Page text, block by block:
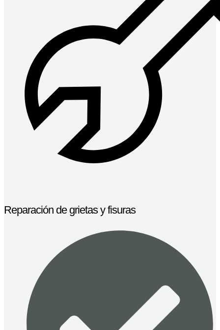
Reparación de grietas y fisuras